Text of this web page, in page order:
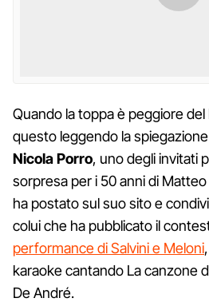
Quando la toppa è peggiore
questo leggendo la
Nicola Porro, uno degli invitati
sorpresa per i 50 anni di
ha postato sul suo sito e
colui che ha pubblicato il
performance di Salvini e Meloni
karaoke cantando La canzone
De André.